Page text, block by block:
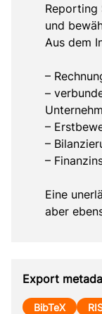
Reporting
und
Aus dem
–
–
–
–
–
Eine
aber
Export
BibTeX